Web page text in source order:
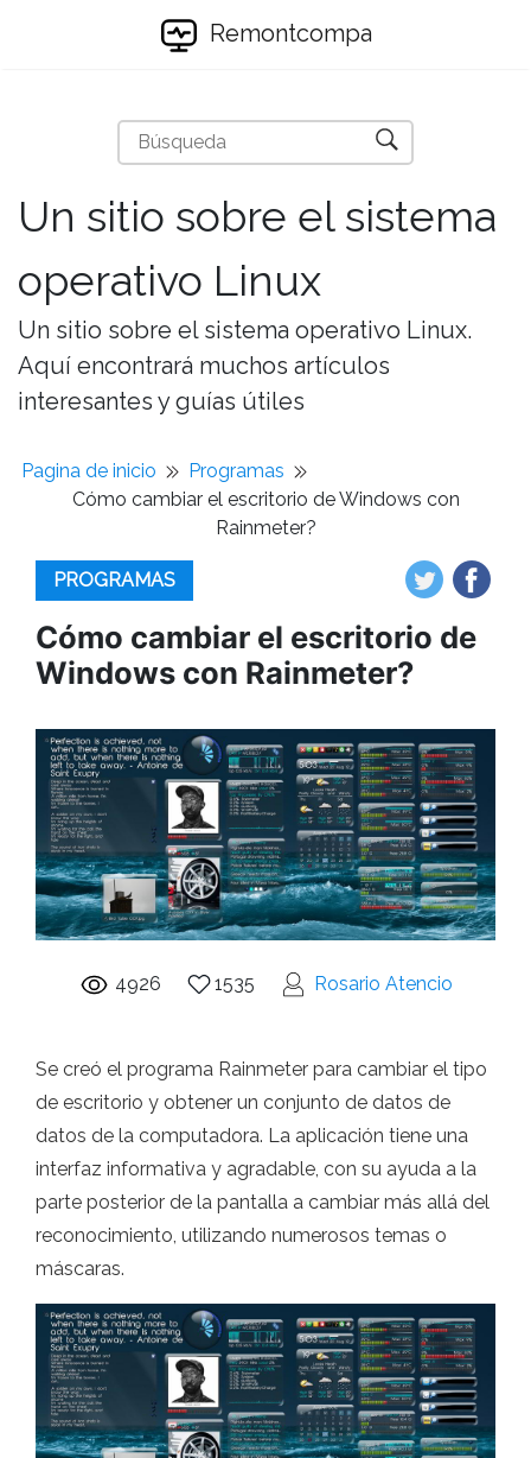
Remontcompa
Un sitio sobre el sistema
operativo Linux
Un sitio sobre el sistema operativo Linux.
Aquí encontrará muchos artículos
interesantes y guías útiles
Pagina de inicio
Programas
Cómo cambiar el escritorio de Windows con
Rainmeter?
PROGRAMAS
Cómo cambiar el escritorio de
Windows con Rainmeter?
4926 1535 Rosario Atencio
Se creó el programa Rainmeter para cambiar el tipo
de escritorio y obtener un conjunto de datos de
datos de la computadora. La aplicación tiene una
interfaz informativa y agradable, con su ayuda a la
parte posterior de la pantalla a cambiar más allá del
reconocimiento, utilizando numerosos temas o
máscaras.